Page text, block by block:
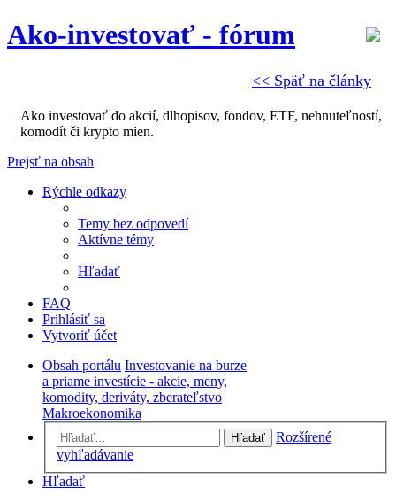
<< Späť na články
Ako-investovať - fórum
Ako investovať do akcií, dlhopisov, fondov, ETF, nehnuteľností,
komodít či krypto mien.
Prejsť na obsah
Rýchle odkazy
Temy bez odpovedí
Aktívne témy
Hľadať
FAQ
Prihlásiť sa
Vytvoriť účet
Obsah portálu Investovanie na burze
a priame investície - akcie, meny,
komodity, deriváty, zberateľstvo
Makroekonomika
Hľadať
Rozšírené
vyhľadávanie
Hľadať